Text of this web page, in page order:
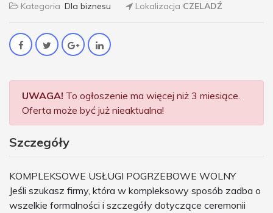
Kategoria Dla biznesu Lokalizacja CZELADŹ
UWAGA! To ogłoszenie ma więcej niż 3 miesiące.
Oferta może być już nieaktualna!
Szczegóły
KOMPLEKSOWE USŁUGI POGRZEBOWE WOLNY
Jeśli szukasz firmy, która w kompleksowy sposób zadba o
wszelkie formalności i szczegóły dotyczące ceremonii